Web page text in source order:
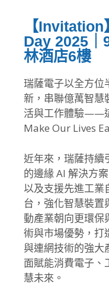
【
Day 2025｜
林酒店6樓
瑞薩電子以全方位
新，串聯億萬智慧
活與工作體驗——
Make Our Lives
近年來，瑞薩持續
的邊緣 AI 解決方
以及支援先進工業
台，強化智慧裝置
動產業朝向更環保
術與市場優勢，打
與連網技術的強大
面賦能消費電子、
慧未來。